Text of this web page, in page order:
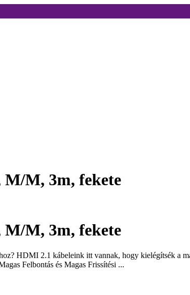
M, 3m, fekete
M, 3m, fekete
HDMI 2.1 kábeleink itt vannak, hogy kielégítsék a
Felbontás és Magas Frissítési ...